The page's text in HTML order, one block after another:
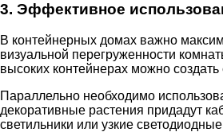
3. Эффективное
В контейнерных домах важно
визуальной перегруженности
высоких контейнерах можно
Параллельно необходимо
декоративные растения придадут
светильники или узкие